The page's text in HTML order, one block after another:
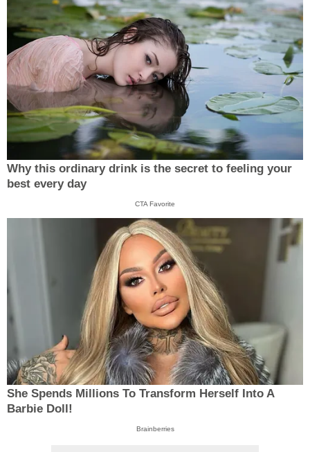
Why this ordinary drink is the secret to feeling your
best every day
CTA Favorite
She Spends Millions To Transform Herself Into A
Barbie Doll!
Brainberries